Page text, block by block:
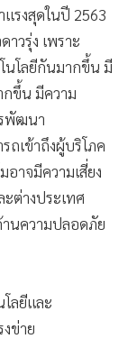
รงสุดในปี 2563
วรุ่ง เพราะ
นโลยีกันมากขึ้น มี
ขึ้น มีความ
พัฒนา
ถเข้าถึงผู้บริโภค
าจมีความเสี่ยง
ต่างประเทศ
านความปลอดภัย
ลยีและ
ข่าย